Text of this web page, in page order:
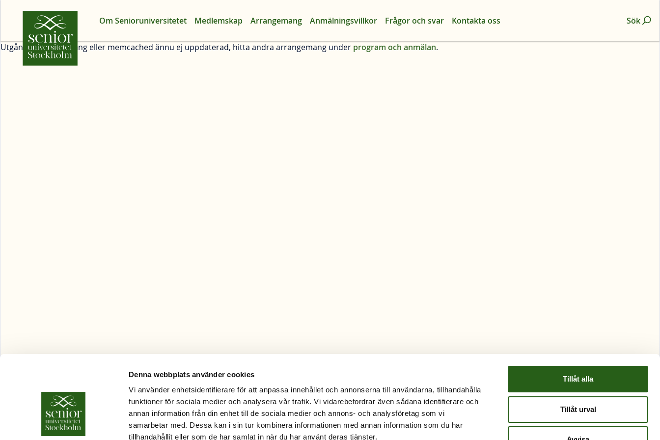
Denna webbplats använder cookies
Vi använder enhetsidentifierare för att anpassa innehållet och annonserna till användarna, tillhandahålla
funktioner för sociala medier och analysera vår trafik. Vi vidarebefordrar även sådana identifierare och
annan information från din enhet till de sociala medier och annons- och analysföretag som vi
samarbetar med. Dessa kan i sin tur kombinera informationen med annan information som du har
tillhandahållit eller som de har samlat in när du har använt deras tjänster.
Tillåt alla
Tillåt urval
Om Senioruniversitetet Medlemskap Arrangemang
Sök
Anmälningsvillkor Frågor och svar Kontakta oss Sök
Utgånget arrangemang eller memcached ännu ej uppdaterad, hitta andra arrangemang under program och anmälan.